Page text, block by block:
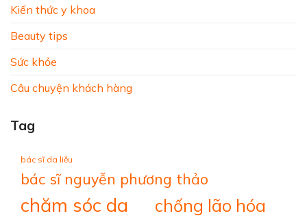
Kiến thức y khoa
Beauty tips
Sức khỏe
Câu chuyện khách hàng
Tag
bác sĩ da liễu
bác sĩ nguyễn phương thảo
chăm sóc da chống lão hóa